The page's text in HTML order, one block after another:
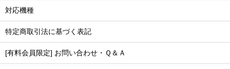
対応機種
特定商取引法に基づく表記
[有料会員限定] お問い合わせ・Ｑ＆Ａ